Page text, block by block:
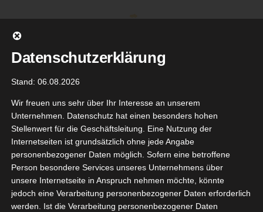
springen
Gehe zu ...
Datenschutzerklärung
Stand: 06.08.2026
Wir freuen uns sehr über Ihr Interesse an unserem
Unternehmen. Datenschutz hat einen besonders hohen
Stellenwert für die Geschäftsleitung. Eine Nutzung der
Internetseiten ist grundsätzlich ohne jede Angabe
personenbezogener Daten möglich. Sofern eine betroffene
Person besondere Services unseres Unternehmens über
unsere Internetseite in Anspruch nehmen möchte, könnte
jedoch eine Verarbeitung personenbezogener Daten erforderlich
werden. Ist die Verarbeitung personenbezogener Daten